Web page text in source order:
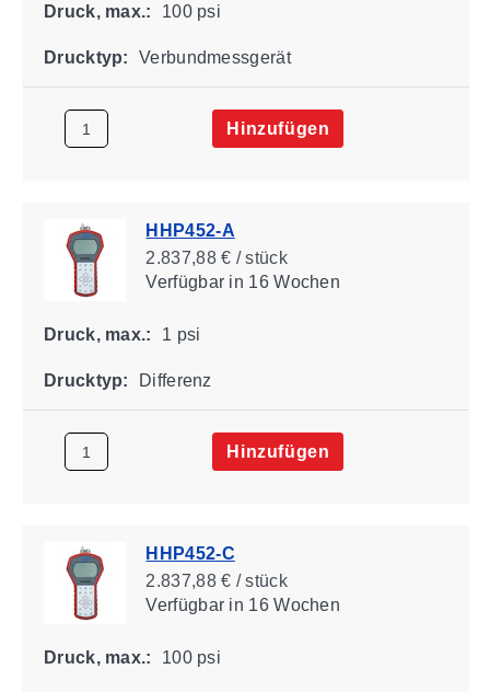
Druck, max.: 100 psi
Drucktyp: Verbundmessgerät
Hinzufügen
HHP452-A
2.837,88 € / stück
Verfügbarin 16 Wochen
Druck, max.: 1 psi
Drucktyp: Differenz
Hinzufügen
HHP452-C
2.837,88 € / stück
Verfügbarin 16 Wochen
Druck, max.: 100 psi